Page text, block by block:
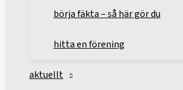
börja fäkta – så här gör du
hitta en förening
aktuellt